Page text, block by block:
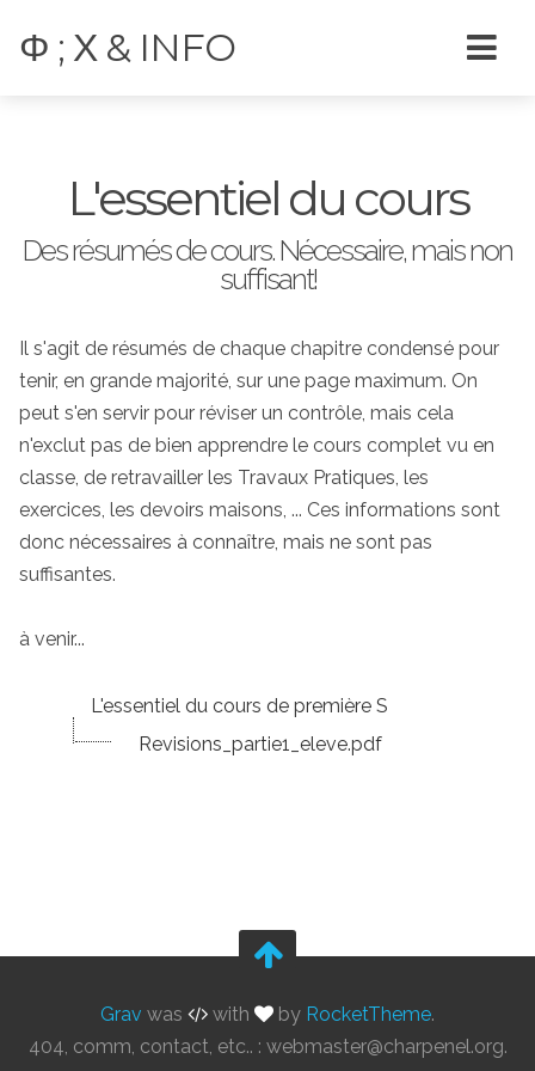
Φ ; Χ & INFO
L'essentiel du cours
Des résumés de cours. Nécessaire, mais non
suffisant!
Il s'agit de résumés de chaque chapitre condensé pour
tenir, en grande majorité, sur une page maximum. On
peut s'en servir pour réviser un contrôle, mais cela
n'exclut pas de bien apprendre le cours complet vu en
classe, de retravailler les Travaux Pratiques, les
exercices, les devoirs maisons, ... Ces informations sont
donc nécessaires à connaître, mais ne sont pas
suffisantes.
à venir...
L'essentiel du cours de première S
Revisions_partie1_eleve.pdf
Grav was with by RocketTheme.
404, comm, contact, etc.. : gro.leneprahc@retsambew.